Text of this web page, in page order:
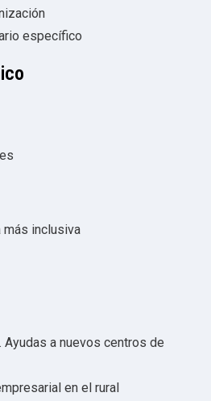
específico
más inclusiva
Ayudas a nuevos centros de
en el rural